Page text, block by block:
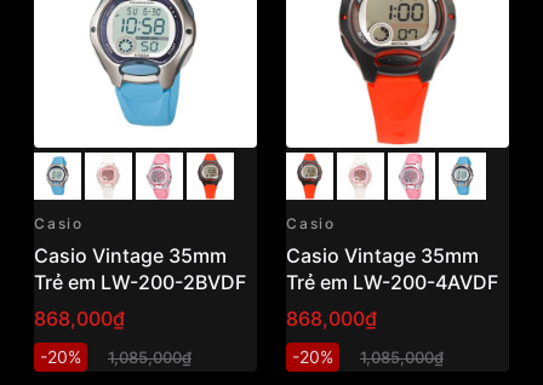
Casio
Casio Vintage 35mm
Trẻ em LW-200-2BVDF
868,000₫
-20% 1,085,000₫
Casio
Casio Vintage 35mm
Trẻ em LW-200-4AVDF
868,000₫
-20% 1,085,000₫